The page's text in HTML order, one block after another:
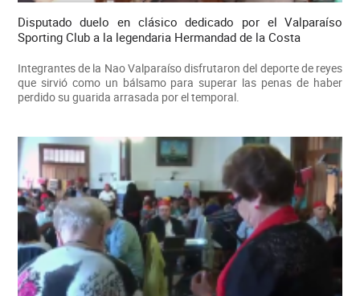
Disputado duelo en clásico dedicado por el Valparaíso
Sporting Club a la legendaria Hermandad de la Costa
Integrantes de la Nao Valparaíso disfrutaron del deporte de reyes
que sirvió como un bálsamo para superar las penas de haber
perdido su guarida arrasada por el temporal.